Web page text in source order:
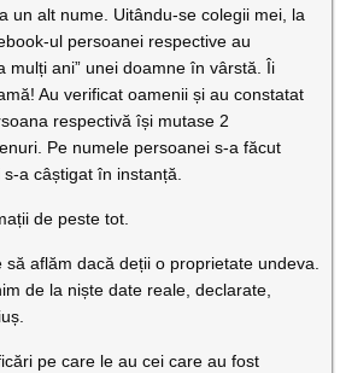
un alt nume. Uitându-se colegii mei, la
ul persoanei respective au
mulți ani” unei doamne în vârstă. Îi
Au verificat oamenii și au constatat
respectivă își mutase 2
Pe numele persoanei s-a făcut
a câștigat în instanță.
de peste tot.
să aflăm dacă deții o proprietate undeva.
de la niște date reale, declarate,
pe care le au cei care au fost